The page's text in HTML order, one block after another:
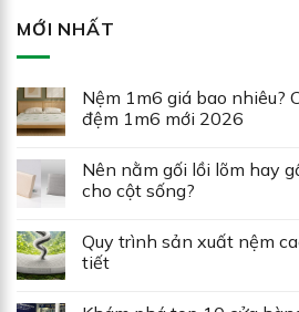
MỚI NHẤT
Nệm 1m6 giá bao nhiêu?
đệm 1m6 mới 2026
Nên nằm gối lồi lõm hay
cho cột sống?
Quy trình sản xuất nệm
tiết